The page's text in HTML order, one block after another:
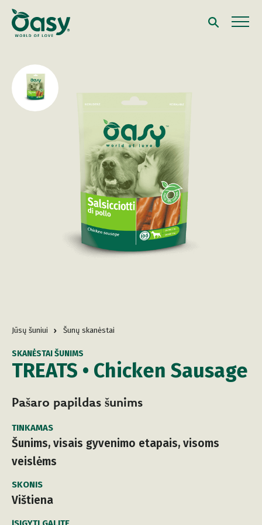
Jūsų šuniui Šunų skanėstai
TREATS • Chicken Sausage
SKANĖSTAI ŠUNIMS
Pašaro papildas šunims
TINKAMAS
Šunims, visais gyvenimo etapais, visoms
veislėms
SKONIS
Vištiena